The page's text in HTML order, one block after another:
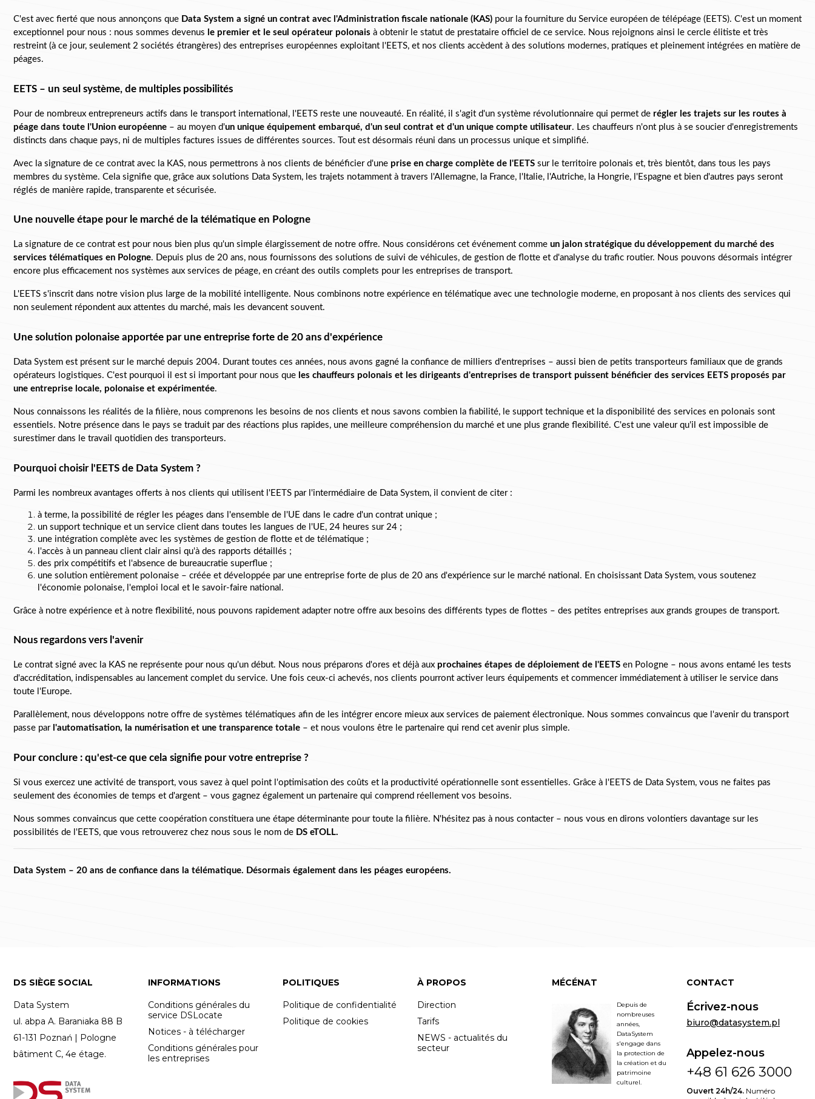
C'est avec fierté que nous annonçons que Data System a signé un contrat avec l'Administration fiscale nationale (KAS) pour la fourniture du Service européen de télépéage (EETS). C'est un moment
exceptionnel pour nous : nous sommes devenus le premier et le seul opérateur polonais à obtenir le statut de prestataire officiel de ce service. Nous rejoignons ainsi le cercle élitiste et très
restreint (à ce jour, seulement 2 sociétés étrangères) des entreprises européennes exploitant l'EETS, et nos clients accèdent à des solutions modernes, pratiques et pleinement intégrées en matière de
péages.
EETS – un seul système, de multiples possibilités
Pour de nombreux entrepreneurs actifs dans le transport international, l'EETS reste une nouveauté. En réalité, il s'agit d'un système révolutionnaire qui permet de régler les trajets sur les routes à
péage dans toute l'Union européenne – au moyen d'un unique équipement embarqué, d'un seul contrat et d'un unique compte utilisateur. Les chauffeurs n'ont plus à se soucier d'enregistrements
distincts dans chaque pays, ni de multiples factures issues de différentes sources. Tout est désormais réuni dans un processus unique et simplifié.
Avec la signature de ce contrat avec la KAS, nous permettrons à nos clients de bénéficier d'une prise en charge complète de l'EETS sur le territoire polonais et, très bientôt, dans tous les pays
membres du système. Cela signifie que, grâce aux solutions Data System, les trajets notamment à travers l'Allemagne, la France, l'Italie, l'Autriche, la Hongrie, l'Espagne et bien d'autres pays seront
réglés de manière rapide, transparente et sécurisée.
Une nouvelle étape pour le marché de la télématique en Pologne
La signature de ce contrat est pour nous bien plus qu'un simple élargissement de notre offre. Nous considérons cet événement comme un jalon stratégique du développement du marché des
services télématiques en Pologne. Depuis plus de 20 ans, nous fournissons des solutions de suivi de véhicules, de gestion de flotte et d'analyse du trafic routier. Nous pouvons désormais intégrer
encore plus efficacement nos systèmes aux services de péage, en créant des outils complets pour les entreprises de transport.
L'EETS s'inscrit dans notre vision plus large de la mobilité intelligente. Nous combinons notre expérience en télématique avec une technologie moderne, en proposant à nos clients des services qui
non seulement répondent aux attentes du marché, mais les devancent souvent.
Une solution polonaise apportée par une entreprise forte de 20 ans d'expérience
Data System est présent sur le marché depuis 2004. Durant toutes ces années, nous avons gagné la confiance de milliers d'entreprises – aussi bien de petits transporteurs familiaux que de grands
opérateurs logistiques. C'est pourquoi il est si important pour nous que les chauffeurs polonais et les dirigeants d'entreprises de transport puissent bénéficier des services EETS proposés par
une entreprise locale, polonaise et expérimentée.
Nous connaissons les réalités de la filière, nous comprenons les besoins de nos clients et nous savons combien la fiabilité, le support technique et la disponibilité des services en polonais sont
essentiels. Notre présence dans le pays se traduit par des réactions plus rapides, une meilleure compréhension du marché et une plus grande flexibilité. C'est une valeur qu'il est impossible de
surestimer dans le travail quotidien des transporteurs.
Pourquoi choisir l'EETS de Data System ?
Parmi les nombreux avantages offerts à nos clients qui utilisent l'EETS par l'intermédiaire de Data System, il convient de citer :
à terme, la possibilité de régler les péages dans l'ensemble de l'UE dans le cadre d'un contrat unique ;
un support technique et un service client dans toutes les langues de l'UE, 24 heures sur 24 ;
une intégration complète avec les systèmes de gestion de flotte et de télématique ;
l'accès à un panneau client clair ainsi qu'à des rapports détaillés ;
des prix compétitifs et l'absence de bureaucratie superflue ;
une solution entièrement polonaise – créée et développée par une entreprise forte de plus de 20 ans d'expérience sur le marché national. En choisissant Data System, vous soutenez
l'économie polonaise, l'emploi local et le savoir-faire national.
Grâce à notre expérience et à notre flexibilité, nous pouvons rapidement adapter notre offre aux besoins des différents types de flottes – des petites entreprises aux grands groupes de transport.
Nous regardons vers l'avenir
Le contrat signé avec la KAS ne représente pour nous qu'un début. Nous nous préparons d'ores et déjà aux prochaines étapes de déploiement de l'EETS en Pologne – nous avons entamé les tests
d'accréditation, indispensables au lancement complet du service. Une fois ceux-ci achevés, nos clients pourront activer leurs équipements et commencer immédiatement à utiliser le service dans
toute l'Europe.
Parallèlement, nous développons notre offre de systèmes télématiques afin de les intégrer encore mieux aux services de paiement électronique. Nous sommes convaincus que l'avenir du transport
passe par l'automatisation, la numérisation et une transparence totale – et nous voulons être le partenaire qui rend cet avenir plus simple.
Pour conclure : qu'est-ce que cela signifie pour votre entreprise ?
Si vous exercez une activité de transport, vous savez à quel point l'optimisation des coûts et la productivité opérationnelle sont essentielles. Grâce à l'EETS de Data System, vous ne faites pas
seulement des économies de temps et d'argent – vous gagnez également un partenaire qui comprend réellement vos besoins.
Nous sommes convaincus que cette coopération constituera une étape déterminante pour toute la filière. N'hésitez pas à nous contacter – nous vous en dirons volontiers davantage sur les
possibilités de l'EETS, que vous retrouverez chez nous sous le nom de DS eTOLL.
Data System – 20 ans de confiance dans la télématique. Désormais également dans les péages européens.
DS SIÈGE SOCIAL
Data System
ul. abpa A. Baraniaka 88 B
61-131 Poznań | Pologne
bâtiment C, 4e étage.
INFORMATIONS
Conditions générales du
service DSLocate
Notices - à télécharger
Conditions générales pour
les entreprises
POLITIQUES
Politique de confidentialité
Politique de cookies
À PROPOS
Direction
Tarifs
NEWS - actualités du
secteur
MÉCÉNAT
Depuis de
nombreuses
années,
DataSystem
s'engage dans
la protection de
la création et du
patrimoine
culturel.
CONTACT
Écrivez-nous
biuro@datasystem.pl
Appelez-nous
+48 61 626 3000
Ouvert 24h/24. Numéro